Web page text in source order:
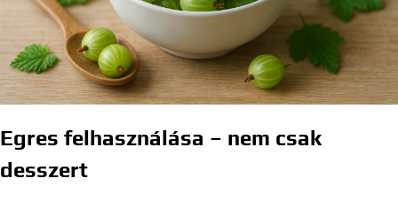
Egres felhasználása – nem csak
desszert